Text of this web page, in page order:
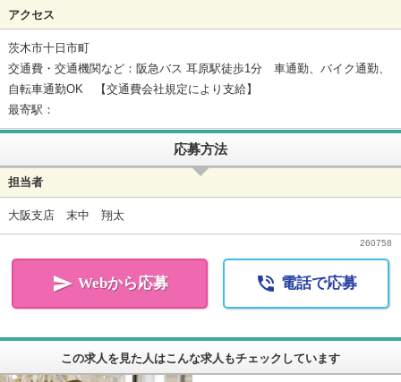
アクセス
茨木市十日市町
交通費・交通機関など：阪急バス 耳原駅徒歩1分 車通勤、バイク通勤、
自転車通勤OK 【交通費会社規定により支給】
最寄駅：
応募方法
担当者
大阪支店 末中 翔太
260758
 Webから応募  電話で応募
この求人を見た人はこんな求人もチェックしています